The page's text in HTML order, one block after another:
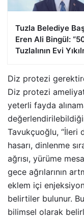
Tuzla Belediye
Eren Ali Bingül:
Tuzlalının Evi
Diz protezi
Diz protezi
yeterli fayda
Tavukçuoğlu, “İleri
hasarı, dinlenme
ağrısı, yürüme
gece ağrılarının
eklem içi
belirtiler bulunur.
bilimsel olarak